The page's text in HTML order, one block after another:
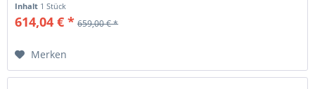
Inhalt 1 Stück
614,04 € * 659,00 € *
Merken